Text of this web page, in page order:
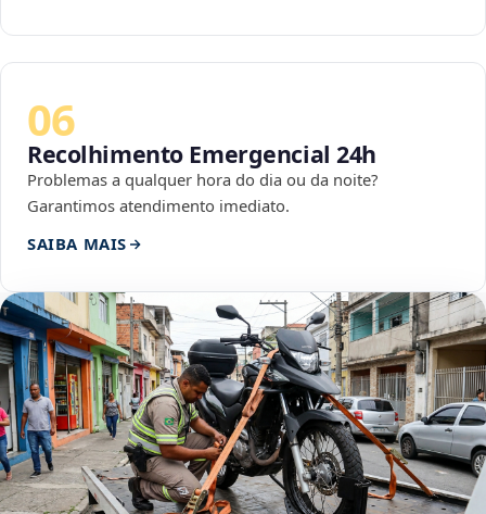
06
Recolhimento Emergencial 24h
Problemas a qualquer hora do dia ou da noite?
Garantimos atendimento imediato.
SAIBA MAIS